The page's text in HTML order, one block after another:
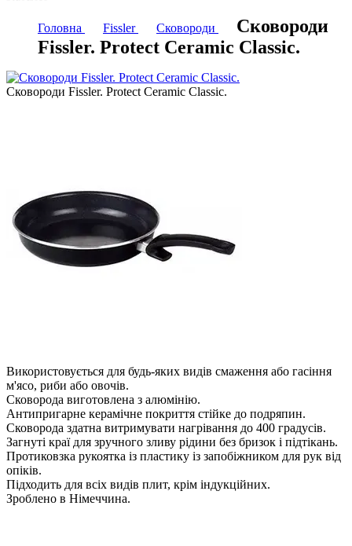
Головна Fissler Сковороди
Сковороди
Fissler. Protect Ceramic Classic.
Сковороди Fissler. Protect Ceramic Classic.
Використовується для будь-яких видів смаження або гасіння
м'ясо, риби або овочів.
Сковорода виготовлена з алюмінію.
Антипригарне керамічне покриття стійке до подряпин.
Сковорода здатна витримувати нагрівання до 400 градусів.
Загнуті краї для зручного зливу рідини без бризок і підтікань.
Протиковзка рукоятка із пластику із запобіжником для рук від
опіків.
Підходить для всіх видів плит, крім індукційних.
Зроблено в Німеччина.